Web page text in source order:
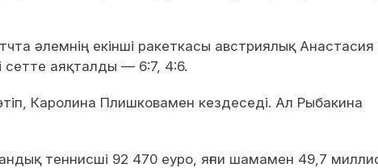
әлемнің екінші ракеткасы австриялық Анастасия
сетте аяқталды — 6:7, 4:6.
Каролина Плишковамен кездеседі. Ал Рыбакина
теннисші 92 470 еуро, яғни шамамен 49,7